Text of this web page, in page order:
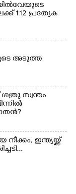
112 പ്രത്യേക
അടുത്ത
സ്വന്തം
ഇന്ത്യയ്ക്ക്